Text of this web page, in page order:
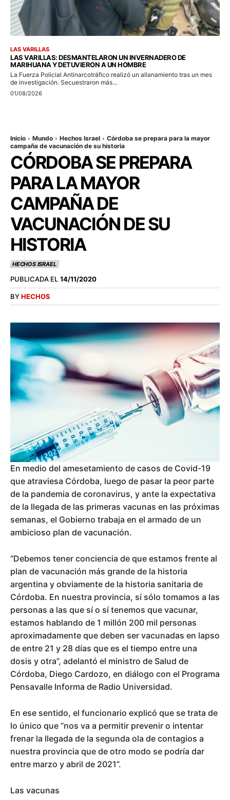
LAS VARILLAS
LAS VARILLAS: DESMANTELARON UN INVERNADERO DE
MARIHUANA Y DETUVIERON A UN HOMBRE
La Fuerza Policial Antinarcotráfico realizó un allanamiento tras un mes
de investigación. Secuestraron más...
01/08/2026